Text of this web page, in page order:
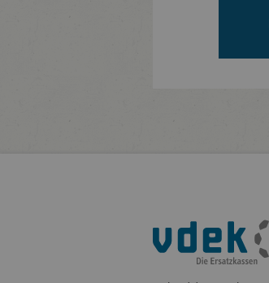
Fußleisten-
Navigation